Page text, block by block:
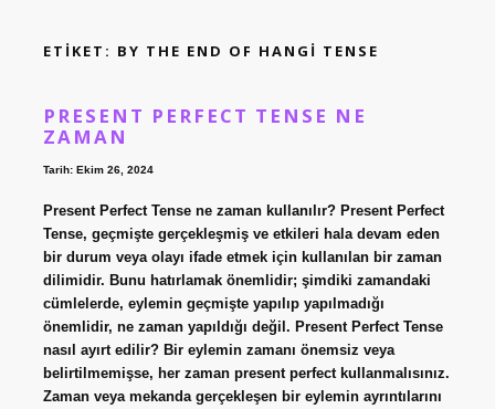
ETIKET: BY THE END OF HANGI TENSE
PRESENT PERFECT TENSE NE
ZAMAN
Tarih: Ekim 26, 2024
Present Perfect Tense ne zaman kullanılır? Present Perfect
Tense, geçmişte gerçekleşmiş ve etkileri hala devam eden
bir durum veya olayı ifade etmek için kullanılan bir zaman
dilimidir. Bunu hatırlamak önemlidir; şimdiki zamandaki
cümlelerde, eylemin geçmişte yapılıp yapılmadığı
önemlidir, ne zaman yapıldığı değil. Present Perfect Tense
nasıl ayırt edilir? Bir eylemin zamanı önemsiz veya
belirtilmemişse, her zaman present perfect kullanmalısınız.
Zaman veya mekanda gerçekleşen bir eylemin ayrıntılarını